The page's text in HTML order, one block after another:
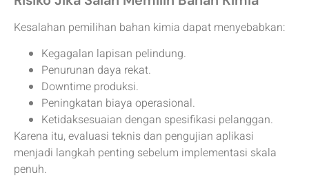
Kesalahan pemilihan bahan kimia dapat menyebabkan:
Kegagalan lapisan pelindung.
Penurunan daya rekat.
Downtime produksi.
Peningkatan biaya operasional.
Ketidaksesuaian dengan spesifikasi pelanggan.
Karena itu, evaluasi teknis dan pengujian aplikasi
menjadi langkah penting sebelum implementasi skala
penuh.